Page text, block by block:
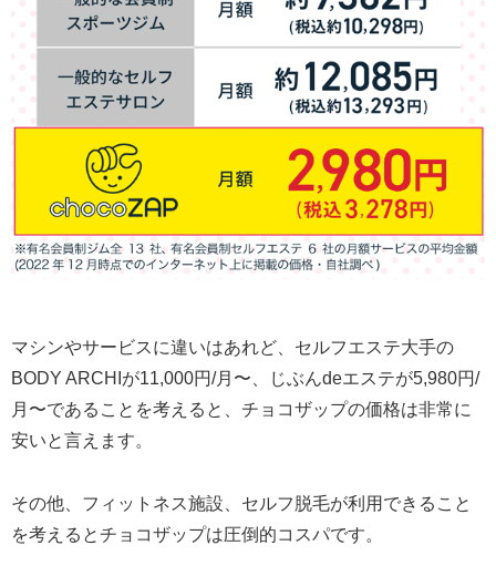
マシンやサービスに違いはあれど、セルフエステ大手の
BODY ARCHIが11,000円/月〜、じぶんdeエステが5,980円/
月〜であることを考えると、チョコザップの価格は非常に
安いと言えます。
その他、フィットネス施設、セルフ脱毛が利用できること
を考えるとチョコザップは圧倒的コスパです。